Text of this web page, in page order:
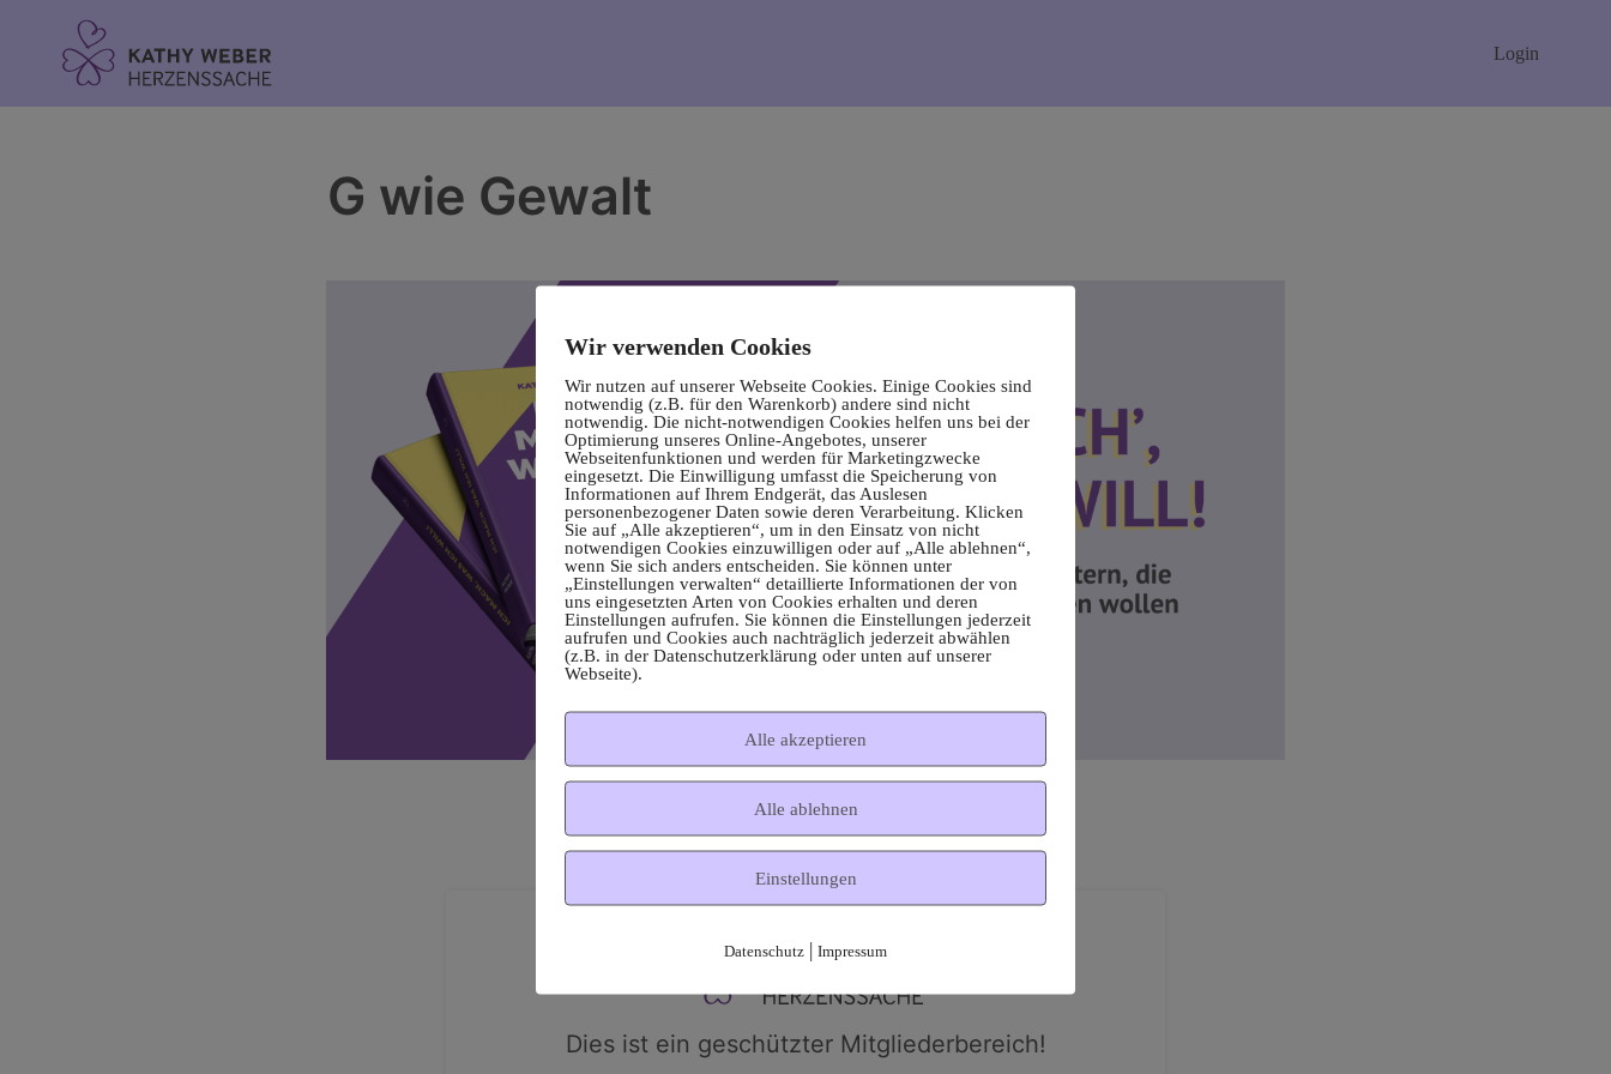
Login
G wie Gewalt
Dies ist ein geschützter Mitgliederbereich!
Wir verwenden Cookies
Wir nutzen auf unserer Webseite Cookies. Einige Cookies sind
notwendig (z.B. für den Warenkorb) andere sind nicht
notwendig. Die nicht-notwendigen Cookies helfen uns bei der
Optimierung unseres Online-Angebotes, unserer
Webseitenfunktionen und werden für Marketingzwecke
eingesetzt. Die Einwilligung umfasst die Speicherung von
Informationen auf Ihrem Endgerät, das Auslesen
personenbezogener Daten sowie deren Verarbeitung. Klicken
Sie auf „Alle akzeptieren“, um in den Einsatz von nicht
notwendigen Cookies einzuwilligen oder auf „Alle ablehnen“,
wenn Sie sich anders entscheiden. Sie können unter
„Einstellungen verwalten“ detaillierte Informationen der von
uns eingesetzten Arten von Cookies erhalten und deren
Einstellungen aufrufen. Sie können die Einstellungen jederzeit
aufrufen und Cookies auch nachträglich jederzeit abwählen
(z.B. in der Datenschutzerklärung oder unten auf unserer
Webseite).
Alle akzeptieren
Alle ablehnen
Einstellungen
Datenschutz | Impressum